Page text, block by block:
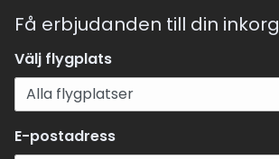
Få erbjudanden till din inkorg
Välj flygplats
E-postadress